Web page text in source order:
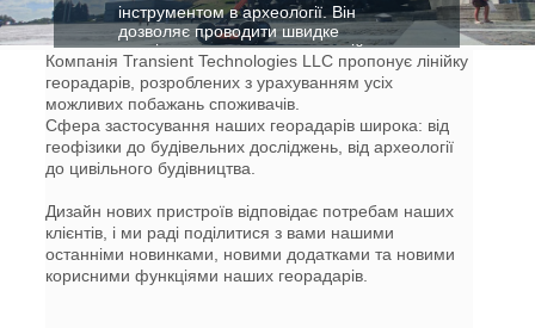
інструментом в археології. Він
дозволяє проводити швидке
дослідження великих територій до
розкопок.
more detailes>
Компанія Transient Technologies LLC пропонує лінійку
георадарів, розроблених з урахуванням усіх
можливих побажань споживачів.
Сфера застосування наших георадарів широка: від
геофізики до будівельних досліджень, від археології
до цивільного будівництва.
Дизайн нових пристроїв відповідає потребам наших
клієнтів, і ми раді поділитися з вами нашими
останніми новинками, новими додатками та новими
корисними функціями наших георадарів.